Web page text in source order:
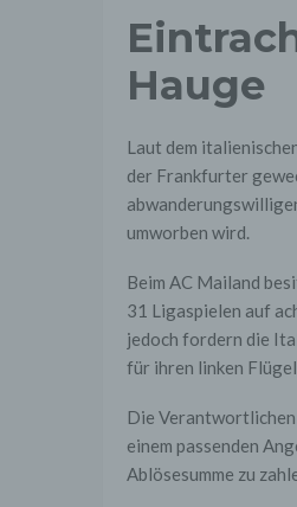
Hauge
Laut dem
der Frankfurter
umworben wird.
Beim AC Mailand
31 Ligaspielen auf
jedoch fordern die
für ihren linken
Die
einem passenden
Ablösesumme zu